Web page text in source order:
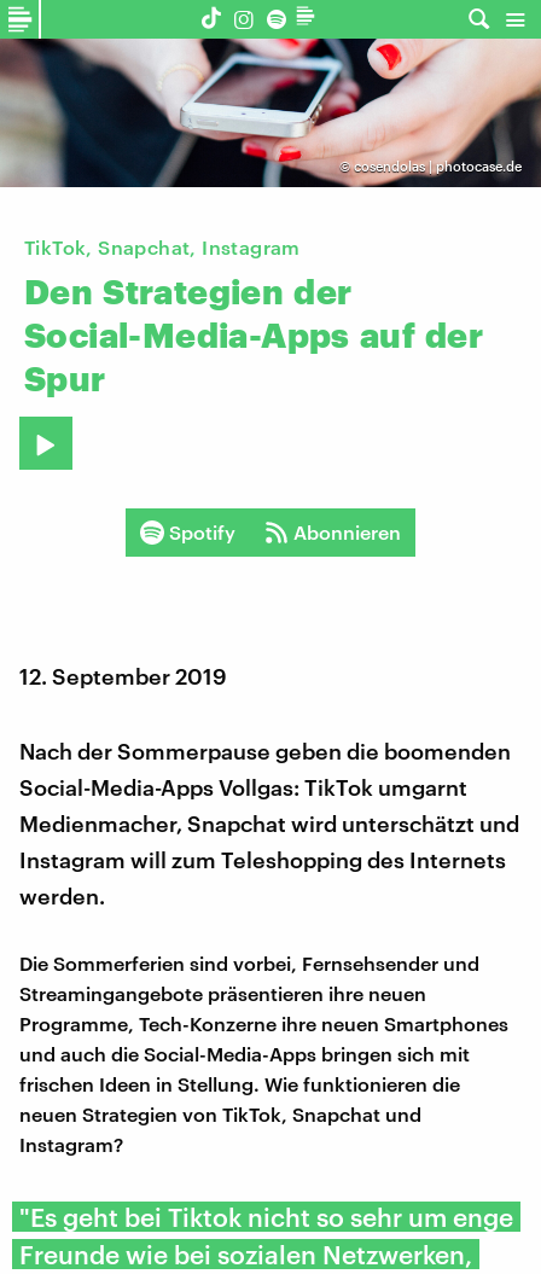
©cosendolas | photocase.de
TikTok, Snapchat, Instagram
Den Strategien der
Social-Media-Apps auf der
Spur
Spotify Abonnieren
12. September 2019
Nach der Sommerpause geben die boomenden
Social-Media-Apps Vollgas: TikTok umgarnt
Medienmacher, Snapchat wird unterschätzt und
Instagram will zum Teleshopping des Internets
werden.
Die Sommerferien sind vorbei, Fernsehsender und
Streamingangebote präsentieren ihre neuen
Programme, Tech-Konzerne ihre neuen Smartphones
und auch die Social-Media-Apps bringen sich mit
frischen Ideen in Stellung. Wie funktionieren die
neuen Strategien von TikTok, Snapchat und
Instagram?
"Es geht bei Tiktok nicht so sehr um enge
Freunde wie bei sozialen Netzwerken,